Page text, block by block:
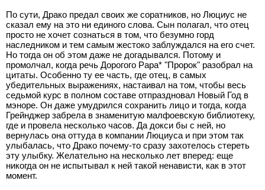
По сути, Драко предал своих же соратников, но Люциус не
сказал ему на это ни единого слова. Сын полагал, что отец
просто не хочет сознаться в том, что безумно горд
наследником и тем самым жестоко заблуждался на его счет.
Но тогда он об этом даже не догадывался. Потому и
промолчал, когда речь Дорогого Papa* "Пророк" разобрал на
цитаты. Особенно ту ее часть, где отец, в самых
убедительных выражениях, настаивал на том, чтобы весь
седьмой курс в полном составе отпраздновал Новый Год в
мэноре. Он даже умудрился сохранить лицо и тогда, когда
Грейнджер забрела в знаменитую малфоевскую библиотеку,
где и провела несколько часов. Да докси бы с ней, но
вернулась она оттуда в компании Люциуса и при этом так
улыбалась, что Драко почему-то сразу захотелось стереть
эту улыбку. Желательно на несколько лет вперед: еще
никогда он не испытывал к ней такой ненависти, как в этот
момент.